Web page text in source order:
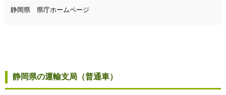
静岡県 県庁ホームページ
静岡県の運輸支局（普通車）